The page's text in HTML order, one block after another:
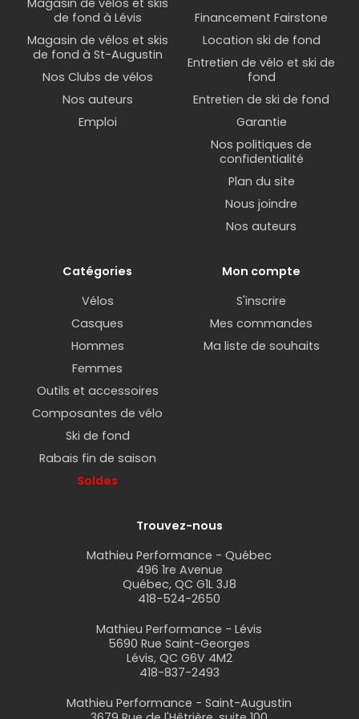
êtes susceptible de perdre ou de laisser à la
maison. Avec un cadenas à code, vous ne risquez
pas d’égarer votre clé, mais vous devrez vous
souvenir de la combinaison!
Rencontrez un conseiller expert en vélo qui se
fera un plaisir de vous recommander un cadenas
robuste et résistant aux impacts.
Cadenas pliable | Antivol vélo
Magasin de vélos et skis
de fond à Lévis
Magasin de vélos et skis
de fond à St-Augustin
Nos Clubs de vélos
Nos auteurs
Emploi
Financement Fairstone
Location ski de fond
Entretien de vélo et ski de
fond
Entretien de ski de fond
Garantie
Nos politiques de
confidentialité
Plan du site
Nous joindre
Nos auteurs
Catégories
Vélos
Casques
Hommes
Femmes
Outils et accessoires
Composantes de vélo
Ski de fond
Rabais fin de saison
Soldes
Mon compte
S'inscrire
Mes commandes
Ma liste de souhaits
Trouvez-nous
Mathieu Performance - Québec
496 1re Avenue
Québec, QC G1L 3J8
418-524-2650
Mathieu Performance - Lévis
5690 Rue Saint-Georges
Lévis, QC G6V 4M2
418-837-2493
Mathieu Performance - Saint-Augustin